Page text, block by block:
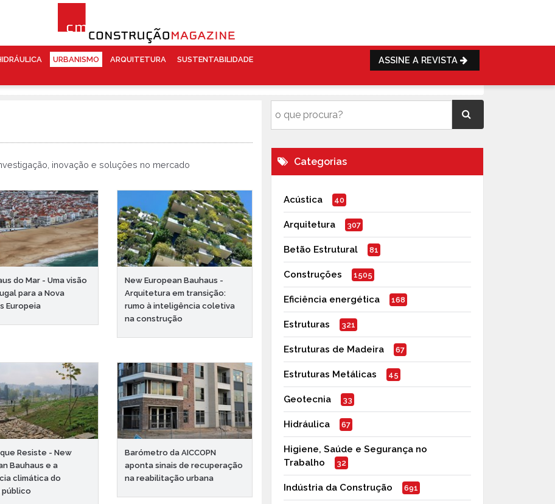
URBANISMO ARQUITETURA
SUSTENTABILIDADE
ASSINE A REVISTA
inovação e soluções no mercado
do Mar - Uma visão
para a Nova
Europeia
New European Bauhaus -
Arquitetura em transição:
rumo à inteligência coletiva
na construção
Resiste - New
Bauhaus e a
climática do
Barómetro da AICCOPN
aponta sinais de recuperação
na reabilitação urbana
Categorias
Acústica 40
Arquitetura 307
Betão Estrutural 81
Construções 1505
Eficiência energética 168
Estruturas 321
Estruturas de Madeira 67
Estruturas Metálicas 45
Geotecnia 33
Hidráulica 67
Higiene, Saúde e Segurança no
Trabalho
32
Indústria da Construção 691